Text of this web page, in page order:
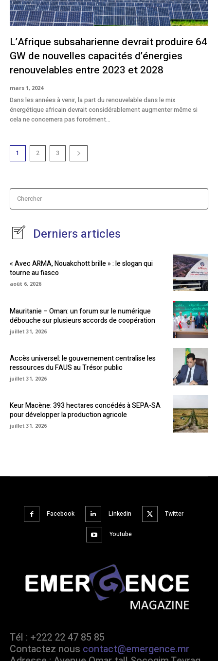
L’Afrique subsaharienne devrait produire 64
GW de nouvelles capacités d’énergies
renouvelables entre 2023 et 2028
mars 1, 2024
Dans les années à venir, la part du renouvelable dans le mix
énergétique africain devrait considérablement augmenter même si
cela ne concernera pas forcément...
1 2 3
Chercher
Derniers articles
« Avec ARMA, Nouakchott brille » : le slogan qui
tourne au fiasco
août 6, 2026
Mauritanie – Oman: un forum sur le numérique
débouche sur plusieurs accords de coopération
juillet 31, 2026
Accès universel: le gouvernement centralise les
ressources du FAUS au Trésor public
juillet 31, 2026
Keur Macène: 393 hectares concédés à SEPA-SA
pour développer la production agricole
juillet 31, 2026
Facebook Linkedin Twitter
Youtube
Tél : +222 22 47 85 85
Contactez nous contact@emergence.mr